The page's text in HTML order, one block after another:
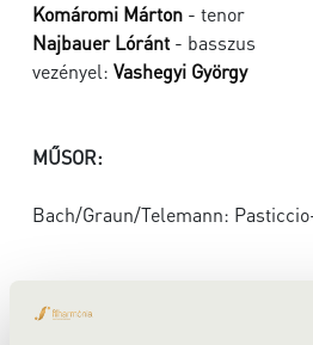
Komáromi Márton - tenor
Najbauer Lóránt - basszus
vezényel: Vashegyi György
MŰSOR:
Bach/Graun/Telemann: